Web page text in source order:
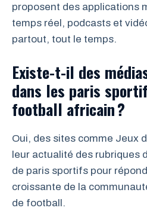
proposent des applications
temps réel, podcasts et
partout, tout le temps.
Existe-t-il des
dans les paris
football africain ?
Oui, des sites comme Jeux
leur actualité des rubriques
de paris sportifs pour
croissante de la
de football.